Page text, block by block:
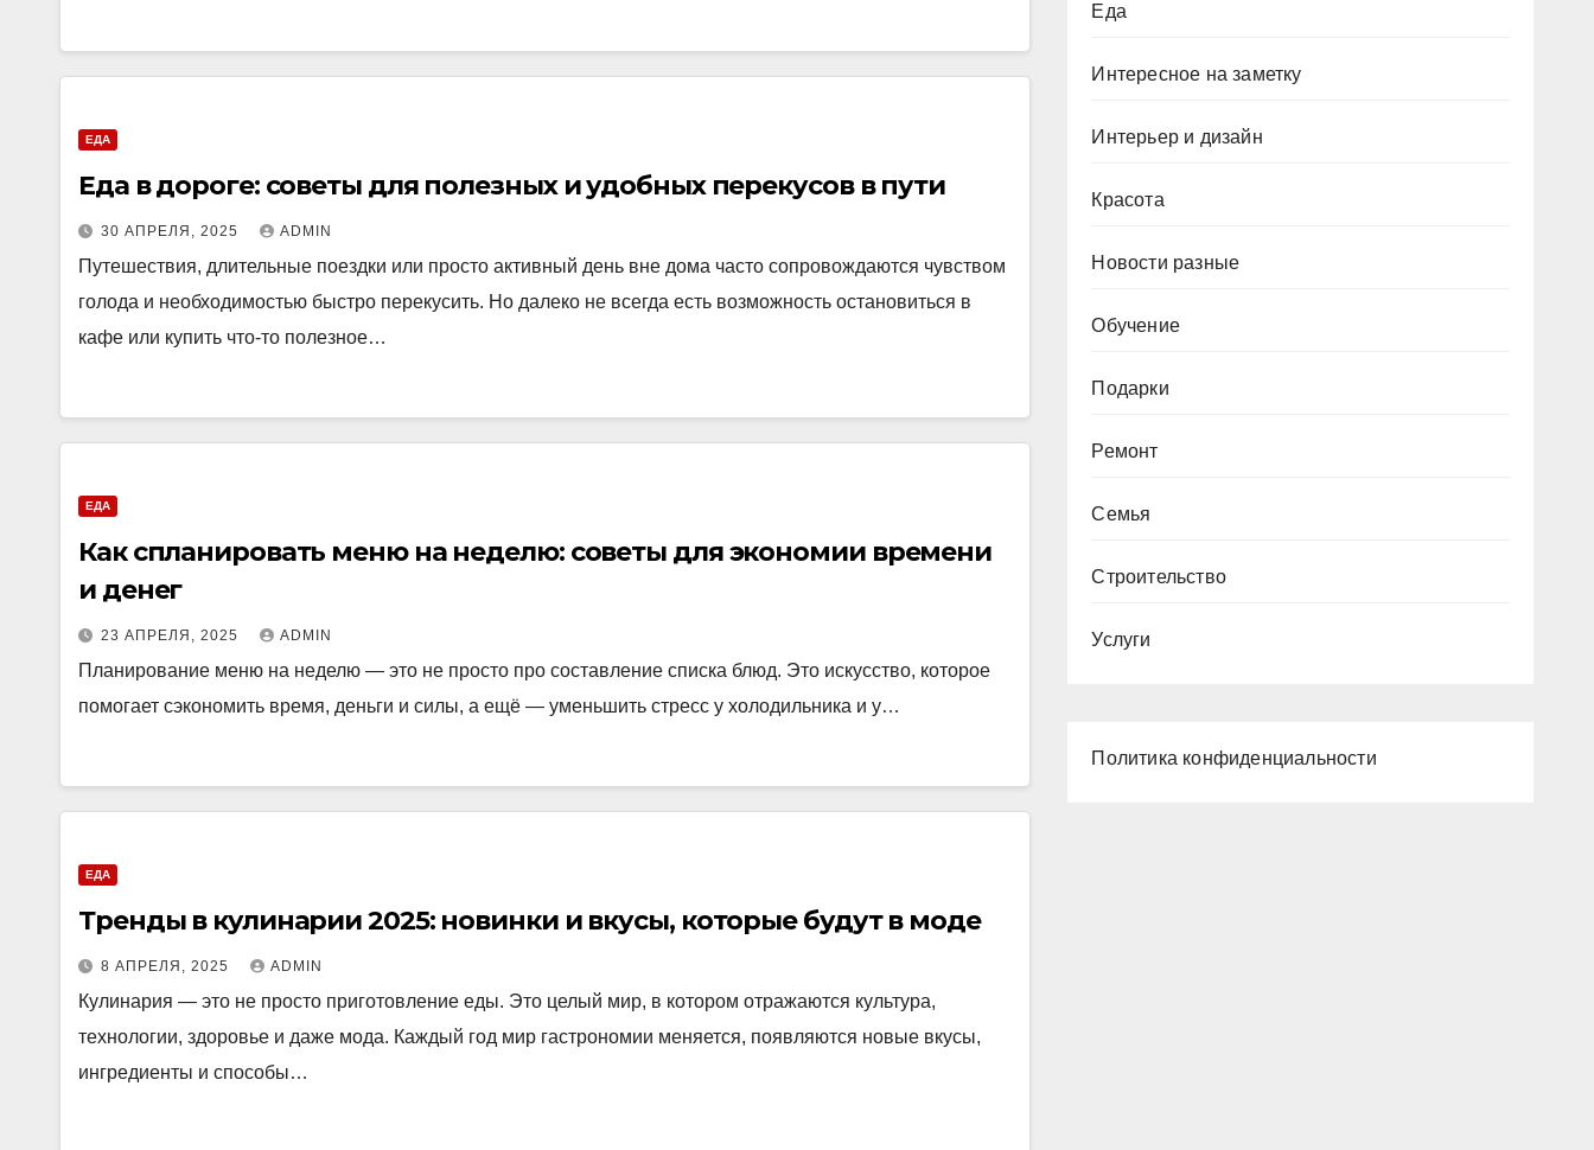
ЕДА
Еда в дороге: советы для полезных и удобных перекусов в пути
30 АПРЕЛЯ, 2025 ADMIN
Путешествия, длительные поездки или просто активный день вне дома часто сопровождаются чувством
голода и необходимостью быстро перекусить. Но далеко не всегда есть возможность остановиться в
кафе или купить что-то полезное…
ЕДА
Как спланировать меню на неделю: советы для экономии времени
и денег
23 АПРЕЛЯ, 2025 ADMIN
Планирование меню на неделю — это не просто про составление списка блюд. Это искусство, которое
помогает сэкономить время, деньги и силы, а ещё — уменьшить стресс у холодильника и у…
ЕДА
Тренды в кулинарии 2025: новинки и вкусы, которые будут в моде
8 АПРЕЛЯ, 2025 ADMIN
Кулинария — это не просто приготовление еды. Это целый мир, в котором отражаются культура,
технологии, здоровье и даже мода. Каждый год мир гастрономии меняется, появляются новые вкусы,
ингредиенты и способы…
Еда
Интересное на заметку
Интерьер и дизайн
Красота
Новости разные
Обучение
Подарки
Ремонт
Семья
Строительство
Услуги
Политика конфиденциальности